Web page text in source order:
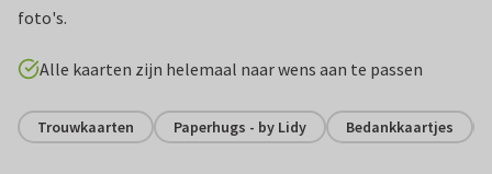
foto's.
Alle kaarten zijn helemaal naar wens aan te passen
Trouwkaarten Paperhugs - by Lidy Bedankkaartjes